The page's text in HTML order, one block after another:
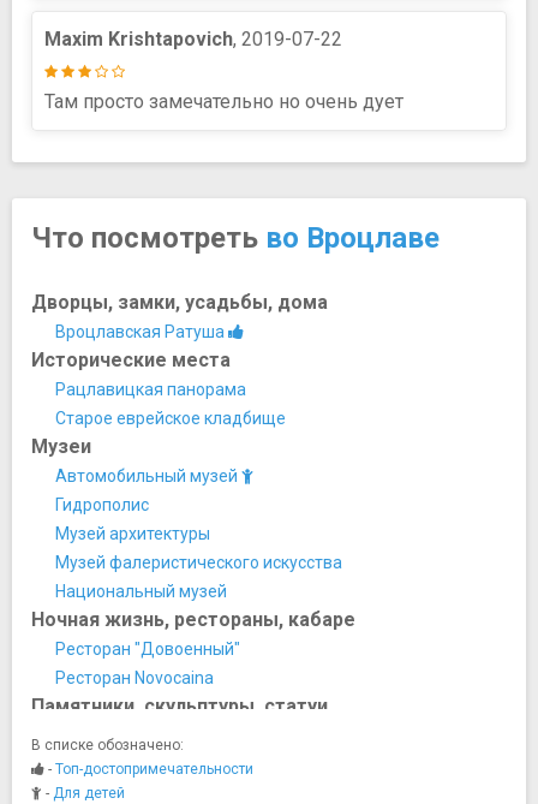
Maxim Krishtapovich, 2019-07-22
Там просто замечательно но очень дует
Что посмотреть во Вроцлаве
Дворцы, замки, усадьбы, дома
Вроцлавская Ратуша
Исторические места
Рацлавицкая панорама
Старое еврейское кладбище
Музеи
Автомобильный музей
Гидрополис
Музей архитектуры
Музей фалеристического искусства
Национальный музей
Ночная жизнь, рестораны, кабаре
Ресторан "Довоенный"
Ресторан Novocaina
Памятники, скульптуры, статуи
Иглица
Памятник "Переход"
Памятник "Поезд в небеса"
В списке обозначено:
- Топ-достопримечательности
- Для детей